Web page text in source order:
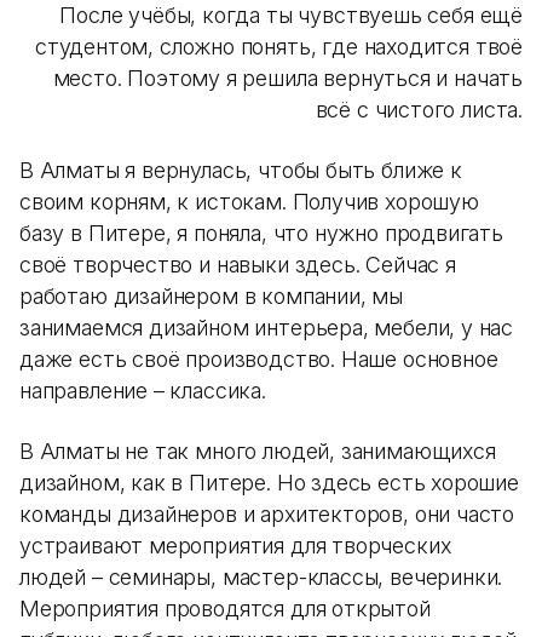
После учёбы, когда ты чувствуешь себя ещё
студентом, сложно понять, где находится твоё
место. Поэтому я решила вернуться и начать
всё с чистого листа.
В Алматы я вернулась, чтобы быть ближе к
своим корням, к истокам. Получив хорошую
базу в Питере, я поняла, что нужно продвигать
своё творчество и навыки здесь. Сейчас я
работаю дизайнером в компании, мы
занимаемся дизайном интерьера, мебели, у нас
даже есть своё производство. Наше основное
направление – классика.
В Алматы не так много людей, занимающихся
дизайном, как в Питере. Но здесь есть хорошие
команды дизайнеров и архитекторов, они часто
устраивают мероприятия для творческих
людей – семинары, мастер-классы, вечеринки.
Мероприятия проводятся для открытой